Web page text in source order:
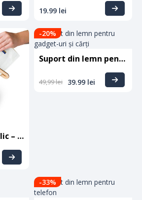
19.99 lei
Storcătorul de plic – lățime maximă 15 cm
-20%
Suport din lemn pentru gadget-uri și cărți
49,99lei 39.99 lei
-33%